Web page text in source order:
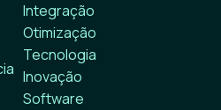
Integração
Otimização
Tecnologia
Inovação
Software